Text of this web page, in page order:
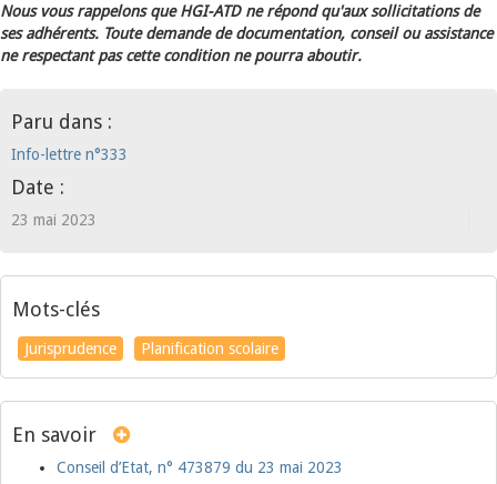
Nous vous rappelons que HGI-ATD ne répond qu'aux sollicitations de
ses adhérents. Toute demande de documentation, conseil ou assistance
ne respectant pas cette condition ne pourra aboutir.
Paru dans :
Info-lettre n°333
Date :
23 mai 2023
Mots-clés
Jurisprudence Planification scolaire
En savoir
Conseil d’Etat, n° 473879 du 23 mai 2023